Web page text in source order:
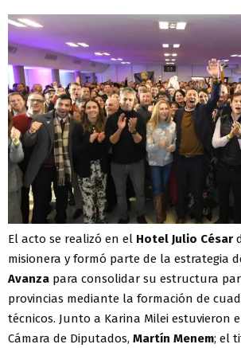
El acto se realizó en el Hotel Julio César
misionera y formó parte de la estrategia
Avanza para consolidar su estructura
provincias mediante la formación de
técnicos. Junto a Karina Milei estuvieron
Cámara de Diputados, Martín Menem; el